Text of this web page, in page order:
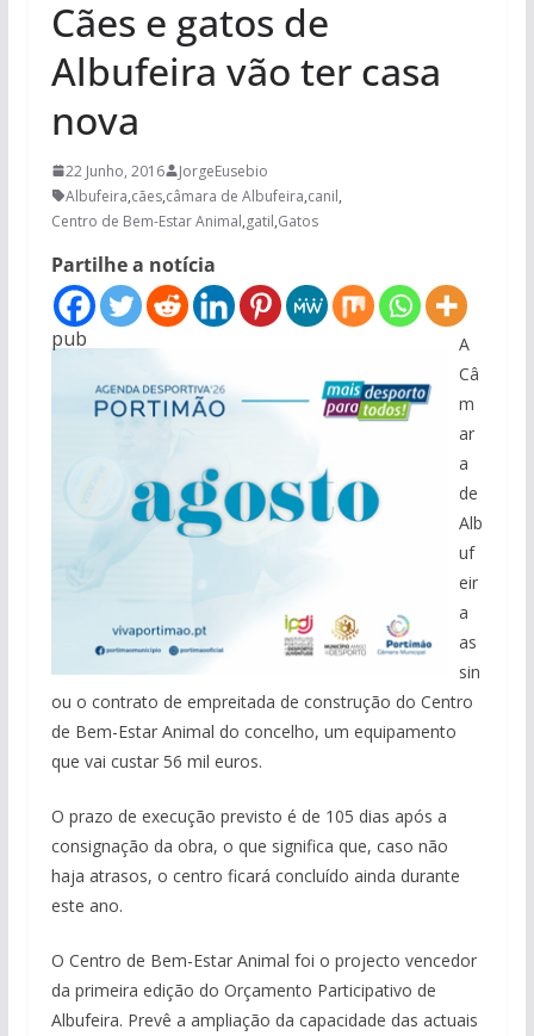
Cães e gatos de
Albufeira vão ter casa
nova
22 Junho, 2016
JorgeEusebio
Albufeira,cães,câmara de Albufeira,canil,
Centro de Bem-Estar Animal,gatil,Gatos
Partilhe a notícia
pub
A
Câ
m
ar
a
de
Alb
uf
eir
a
as
sin
ou o contrato de empreitada de construção do Centro
de Bem-Estar Animal do concelho, um equipamento
que vai custar 56 mil euros.
O prazo de execução previsto é de 105 dias após a
consignação da obra, o que significa que, caso não
haja atrasos, o centro ficará concluído ainda durante
este ano.
O Centro de Bem-Estar Animal foi o projecto vencedor
da primeira edição do Orçamento Participativo de
Albufeira. Prevê a ampliação da capacidade das actuais